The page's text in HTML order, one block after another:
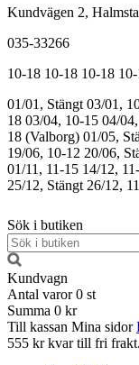
Kundvägen 2,
035-33266
10-18 10-18 10-18
01/01, Stängt 03/01,
18 03/04, 10-15 04/
18 (Valborg) 01/05,
19/06, 10-12 20/06,
01/11, 11-15 14/12,
25/12, Stängt 26/12,
Sök i butiken
Kundvagn
Antal varor 0 st
Summa 0 kr
Till kassan Mina sidor
555 kr kvar till fri frakt.